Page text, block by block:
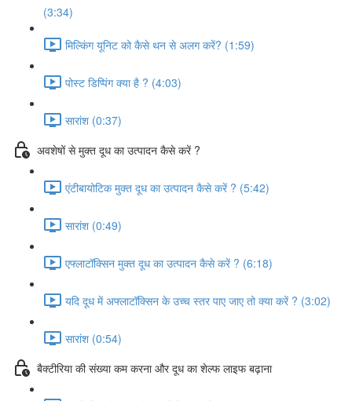
(3:34)
मिल्किंग यूनिट को कैसे थन से अलग करें? (1:59)
पोस्ट डिप्पिंग क्या है ? (4:03)
सारांश (0:37)
अवशेषों से मुक्त दूध का उत्पादन कैसे करें ?
एंटीबायोटिक मुक्त दूध का उत्पादन कैसे करें ? (5:42)
सारांश (0:49)
एफ्लाटॉक्सिन मुक्त दूध का उत्पादन कैसे करें ? (6:18)
यदि दूध में अफ्लाटॉक्सिन के उच्च स्तर पाए जाए तो क्या करें ? (3:02)
सारांश (0:54)
बैक्टीरिया की संख्या कम करना और दूध का शेल्फ लाइफ बढ़ाना